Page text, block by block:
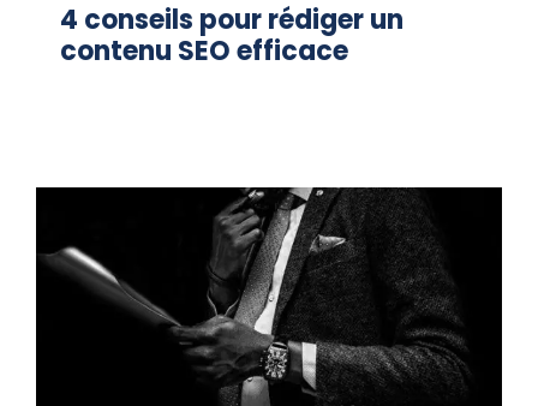
4 conseils pour rédiger un
contenu SEO efficace